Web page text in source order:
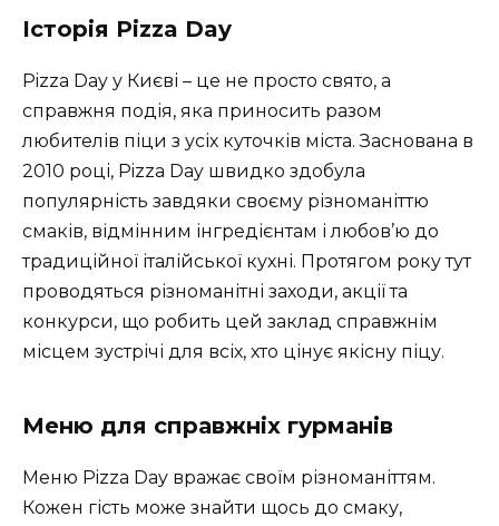
Історія Pizza Day
Pizza Day у Києві – це не просто свято, а
справжня подія, яка приносить разом
любителів піци з усіх куточків міста. Заснована в
2010 році, Pizza Day швидко здобула
популярність завдяки своєму різноманіттю
смаків, відмінним інгредієнтам і любов’ю до
традиційної італійської кухні. Протягом року тут
проводяться різноманітні заходи, акції та
конкурси, що робить цей заклад справжнім
місцем зустрічі для всіх, хто цінує якісну піцу.
Меню для справжніх гурманів
Меню Pizza Day вражає своїм різноманіттям.
Кожен гість може знайти щось до смаку,